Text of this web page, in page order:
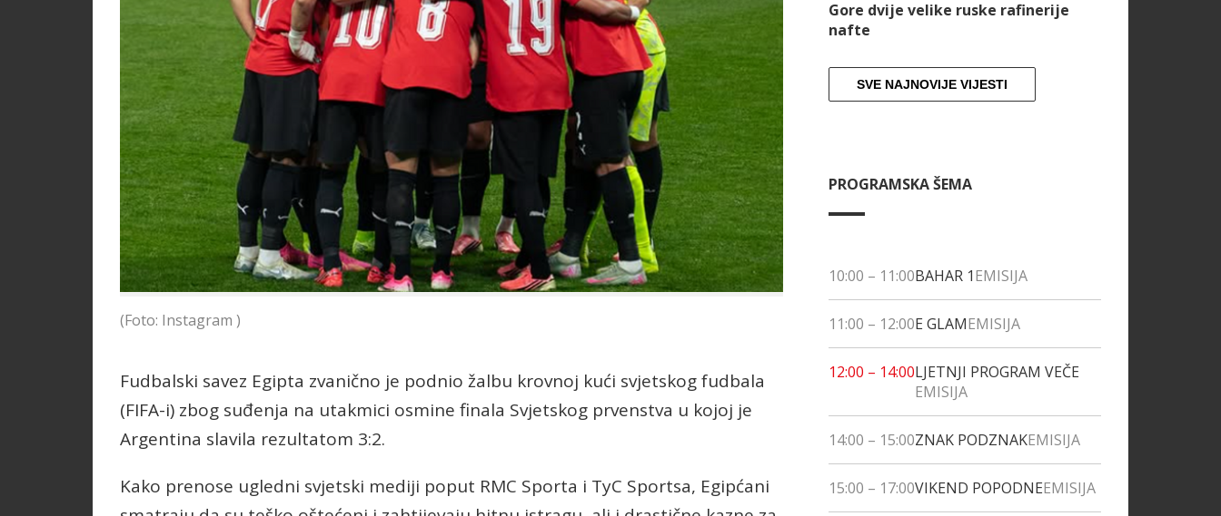
(Foto: Instagram )
Fudbalski savez Egipta zvanično je podnio žalbu krovnoj kući svjetskog fudbala
(FIFA-i) zbog suđenja na utakmici osmine finala Svjetskog prvenstva u kojoj je
Argentina slavila rezultatom 3:2.
Kako prenose ugledni svjetski mediji poput RMC Sporta i TyC Sportsa, Egipćani
Gore dvije velike ruske rafinerije
nafte
SVE NAJNOVIJE VIJESTI
PROGRAMSKA ŠEMA
10:00 – 11:00BAHAR 1EMISIJA
11:00 – 12:00E GLAMEMISIJA
12:00 – 14:00LJETNJI PROGRAM VEČE
EMISIJA
14:00 – 15:00ZNAK PODZNAKEMISIJA
15:00 – 17:00VIKEND POPODNEEMISIJA